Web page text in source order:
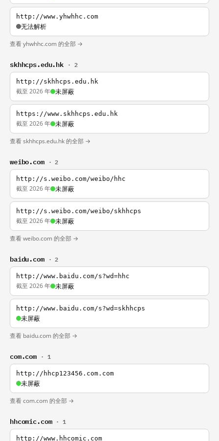
http://www.yhwhhc.com
无法解析
查看 yhwhhc.com 的全部 →
skhhcps.edu.hk · 2
http://skhhcps.edu.hk
截至 2026 年 未屏蔽
https://www.skhhcps.edu.hk
截至 2026 年 未屏蔽
查看 skhhcps.edu.hk 的全部 →
weibo.com · 2
http://s.weibo.com/weibo/hhc
截至 2026 年 未屏蔽
http://s.weibo.com/weibo/skhhcps
截至 2026 年 未屏蔽
查看 weibo.com 的全部 →
baidu.com · 2
http://www.baidu.com/s?wd=hhc
截至 2026 年 未屏蔽
http://www.baidu.com/s?wd=skhhcps
未屏蔽
查看 baidu.com 的全部 →
com.com · 1
http://hhcp123456.com.com
未屏蔽
查看 com.com 的全部 →
hhcomic.com · 1
http://www.hhcomic.com